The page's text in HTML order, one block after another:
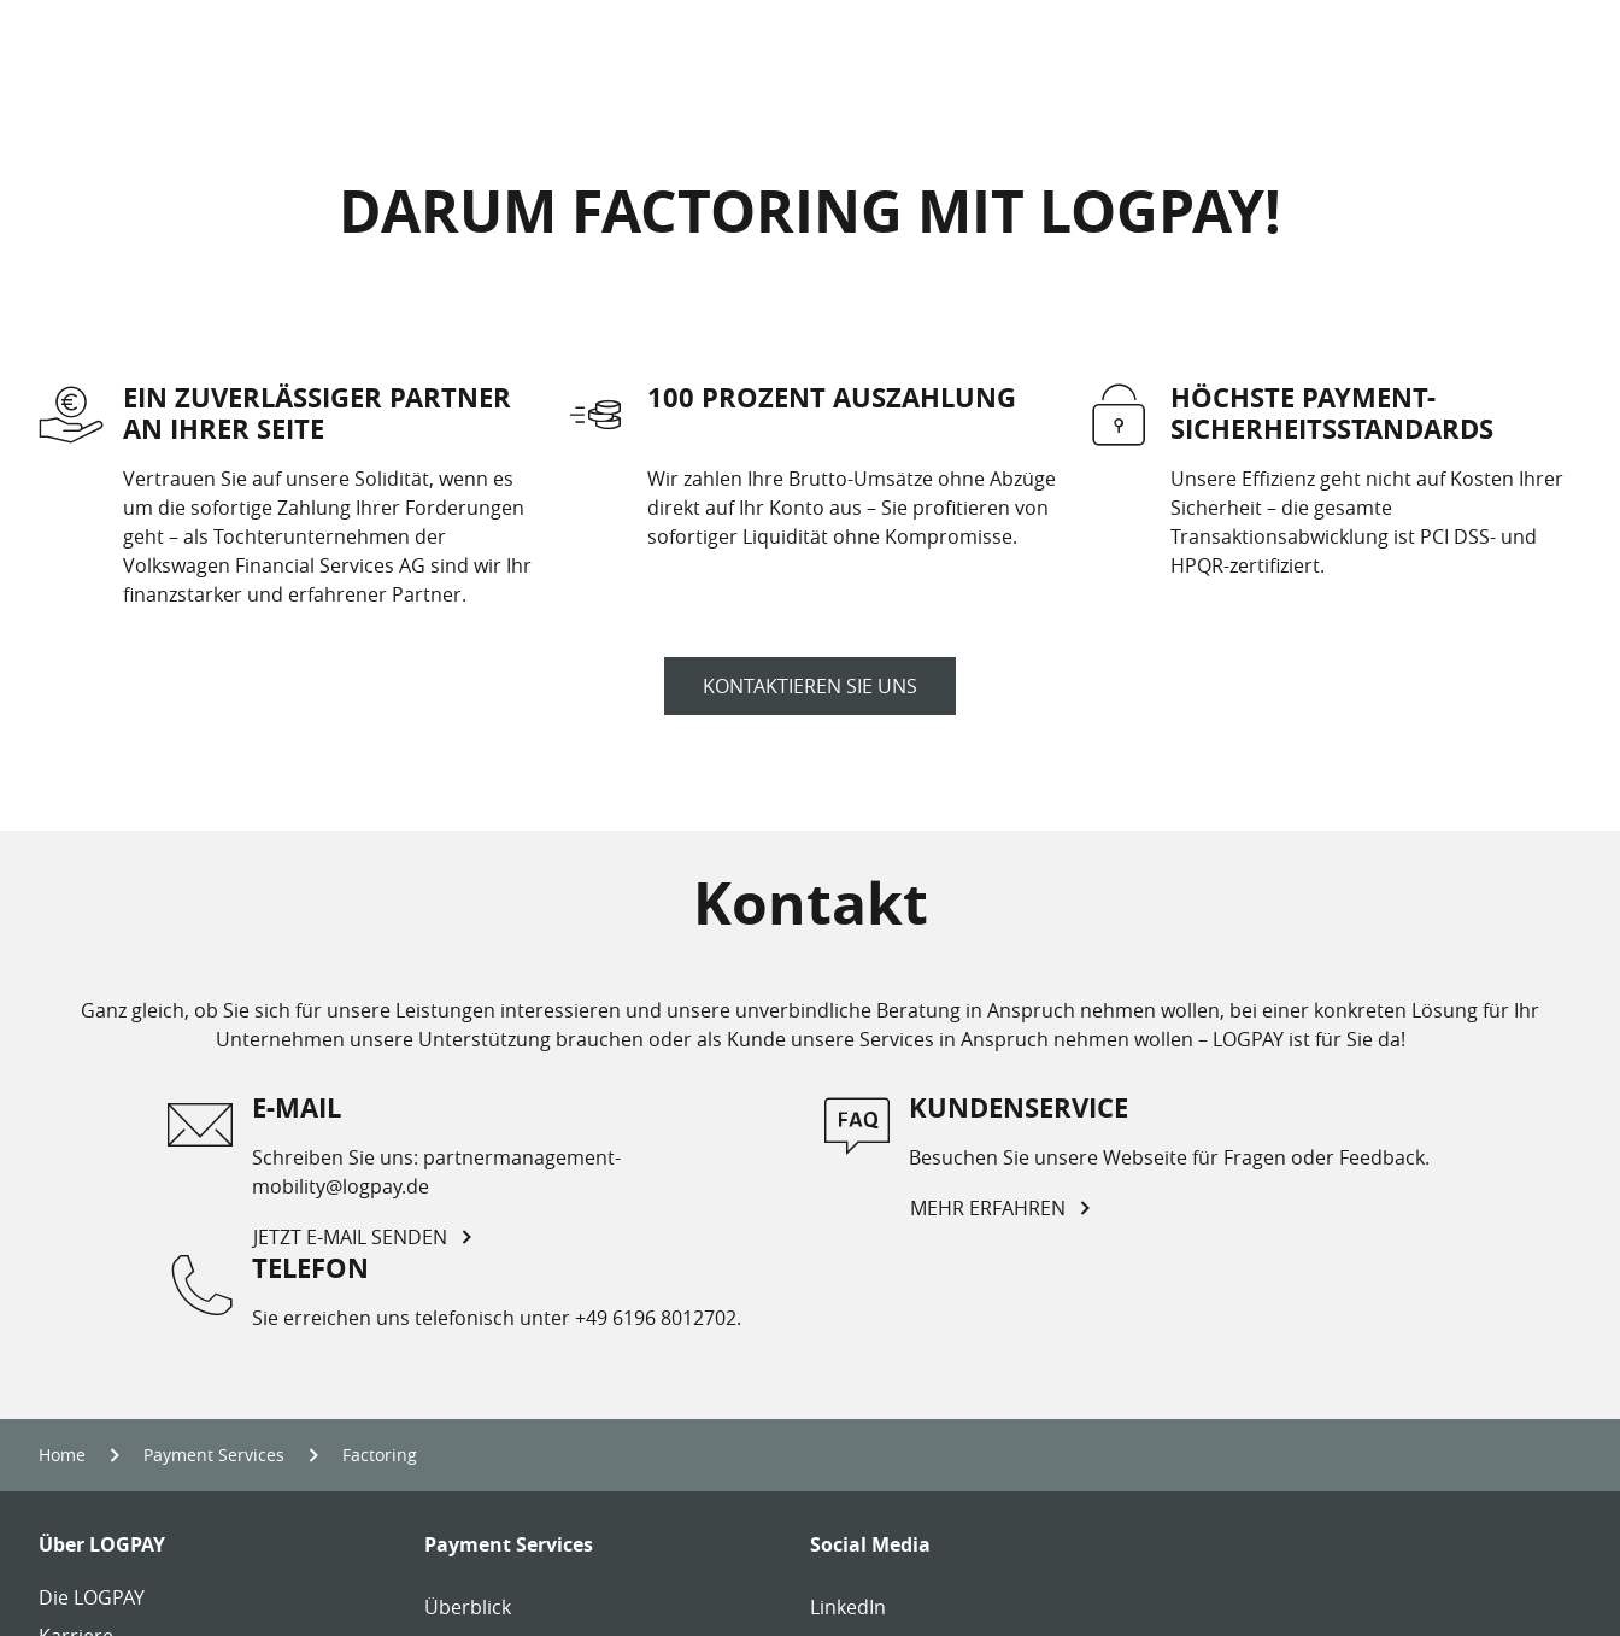
DARUM FACTORING MIT LOGPAY!
EIN ZUVERLÄSSIGER PARTNER
AN IHRER SEITE
Vertrauen Sie auf unsere Solidität, wenn es
um die sofortige Zahlung Ihrer Forderungen
geht – als Tochterunternehmen der
Volkswagen Financial Services AG sind wir Ihr
finanzstarker und erfahrener Partner.
100 PROZENT AUSZAHLUNG
Wir zahlen Ihre Brutto-Umsätze ohne Abzüge
direkt auf Ihr Konto aus – Sie profitieren von
sofortiger Liquidität ohne Kompromisse.
HÖCHSTE PAYMENT-
SICHERHEITSSTANDARDS
Unsere Effizienz geht nicht auf Kosten Ihrer
Sicherheit – die gesamte
Transaktionsabwicklung ist PCI DSS- und
HPQR-zertifiziert.
KONTAKTIEREN SIE UNS
Kontakt
Ganz gleich, ob Sie sich für unsere Leistungen interessieren und unsere unverbindliche Beratung in Anspruch nehmen wollen, bei einer konkreten Lösung für Ihr
Unternehmen unsere Unterstützung brauchen oder als Kunde unsere Services in Anspruch nehmen wollen – LOGPAY ist für Sie da!
E-MAIL
Schreiben Sie uns: partnermanagement-
mobility@logpay.de
JETZT E-MAIL SENDEN
KUNDENSERVICE
Besuchen Sie unsere Webseite für Fragen oder Feedback.
MEHR ERFAHREN
TELEFON
Sie erreichen uns telefonisch unter +49 6196 8012702.
Home Payment Services Factoring
Footer
Über LOGPAY
Die LOGPAY
Payment Services
Links:
Überblick
Social Media
Links:
LinkedIn